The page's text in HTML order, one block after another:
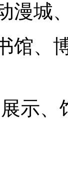
漫城
馆、
示、